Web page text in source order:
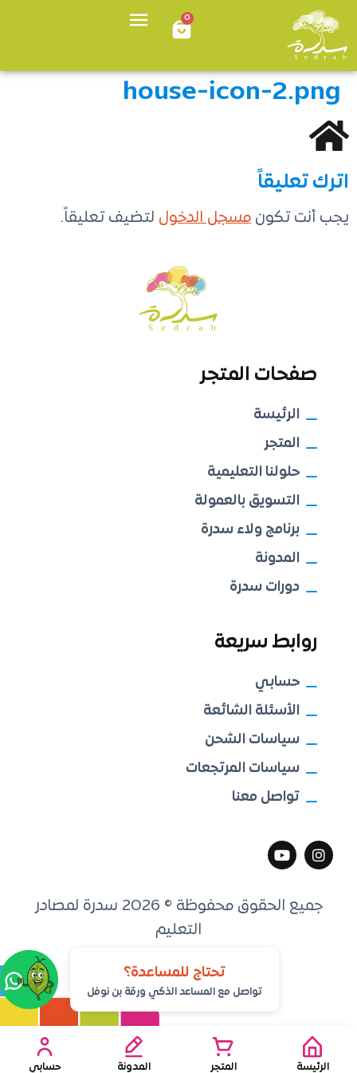
0
house-icon-2.png
اترك تعليقاً
يجب أنت تكون مسجل الدخول لتضيف تعليقاً.
صفحات المتجر
الرئيسة
المتجر
حلولنا التعليمية
التسويق بالعمولة
برنامج ولاء سدرة
المدونة
دورات سدرة
روابط سريعة
حسابي
الأسئلة الشائعة
سياسات الشحن
سياسات المرتجعات
تواصل معنا
تحتاج للمساعدة؟
تواصل مع المساعد الذكي ورقة بن نوفل
جميع الحقوق محفوظة © 2026 سدرة لمصادر
التعليم
تطويرمكين التقنية
الرئيسة المتجر المدونة حسابي